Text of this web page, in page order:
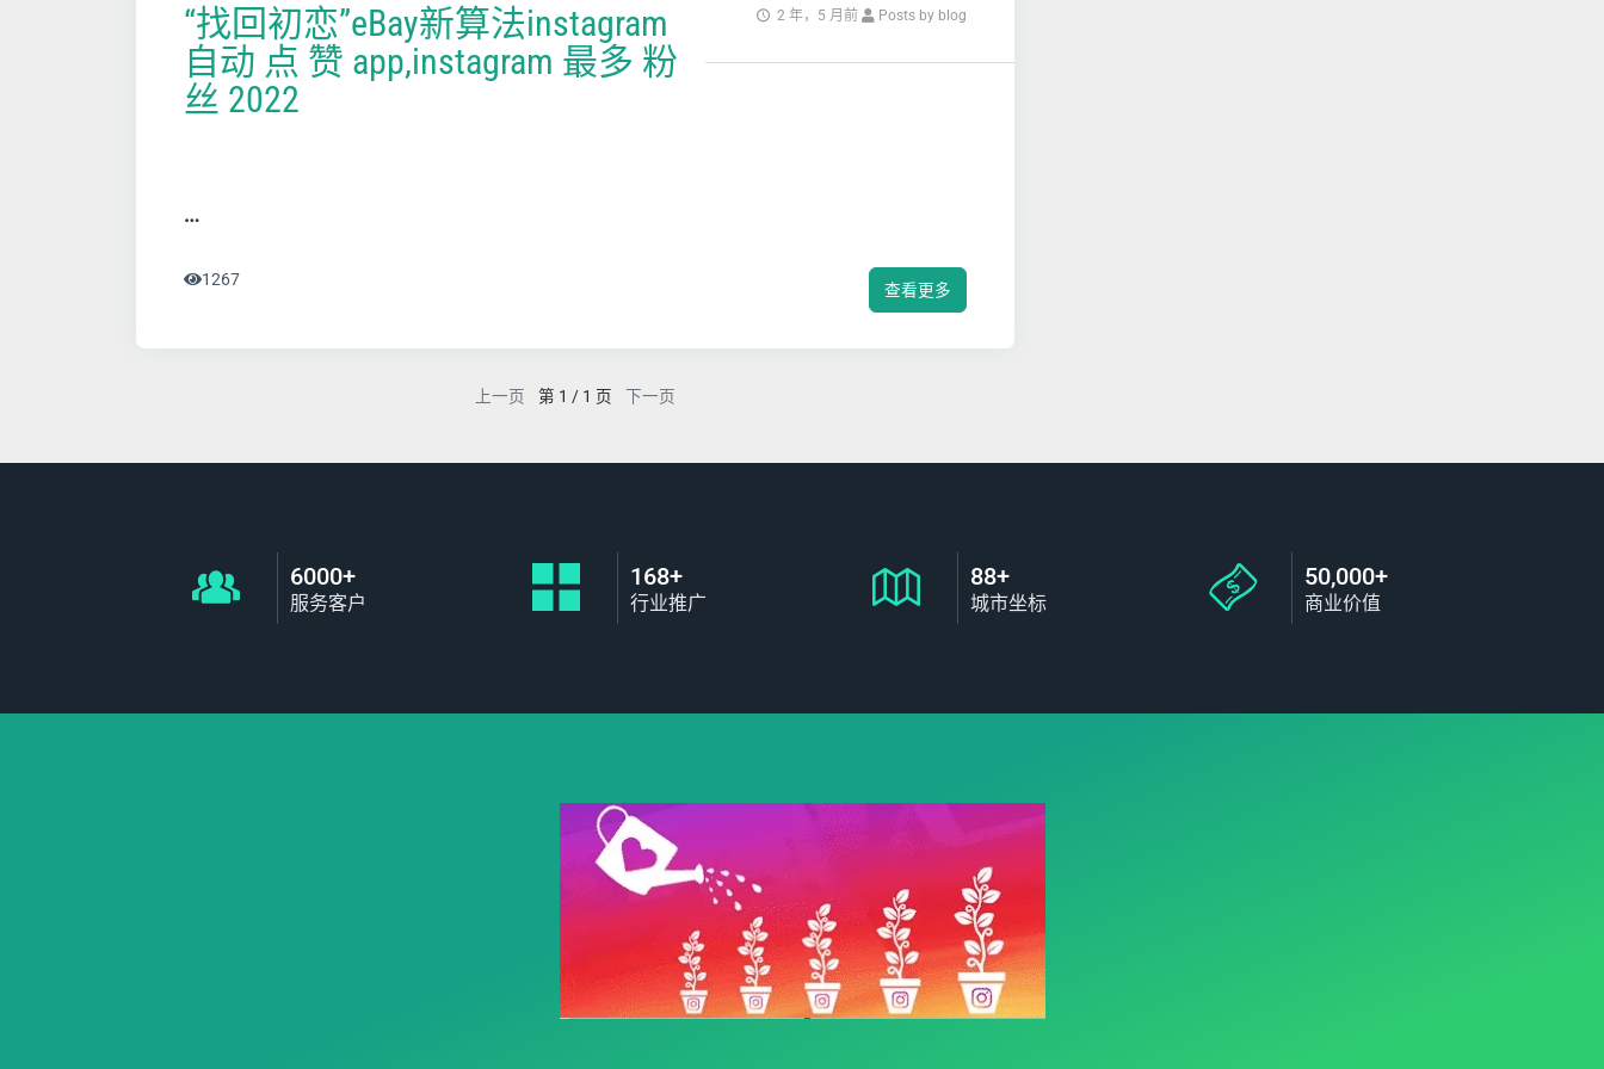
2 年，5 月前 Posts by blog
“找回初恋”eBay新算法instagram
自动 点 赞 app,instagram 最多 粉
丝 2022
…
查看更多
1267
上一页 第 1 / 1 页 下一页
6000+
服务客户
168+
行业推广
88+
城市坐标
50,000+
商业价值